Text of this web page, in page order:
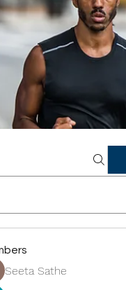
Seeta Sathe